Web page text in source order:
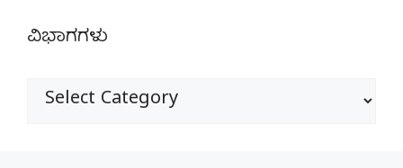
ವಿಭಾಗಗಳು
ವಿಭಾಗಗಳು